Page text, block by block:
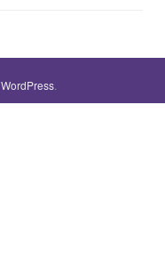
WordPress.